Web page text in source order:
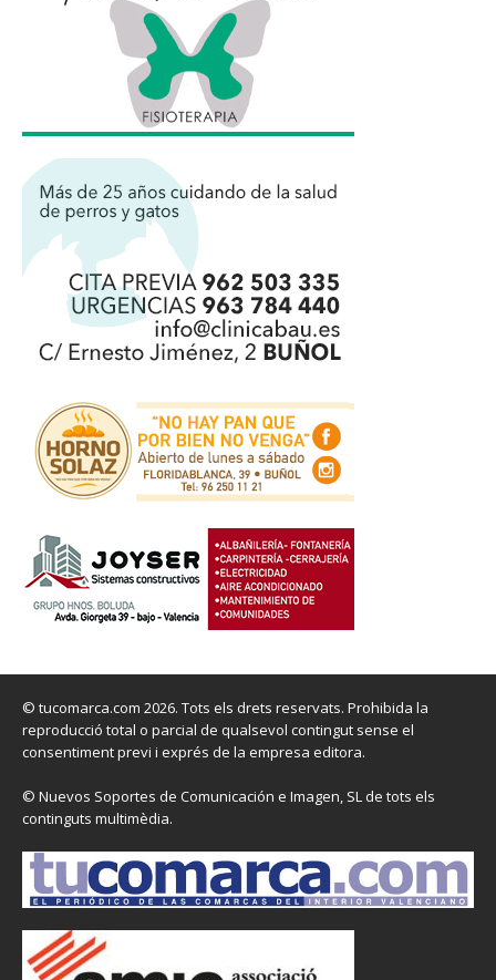
© tucomarca.com 2026. Tots els drets reservats. Prohibida la
reproducció total o parcial de qualsevol contingut sense el
consentiment previ i exprés de la empresa editora.
© Nuevos Soportes de Comunicación e Imagen, SL de tots els
continguts multimèdia.